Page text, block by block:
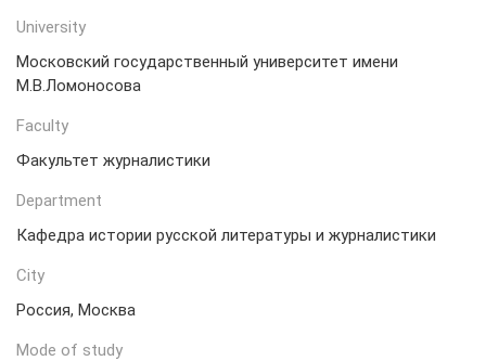
University
Московский государственный университет имени
М.В.Ломоносова
Faculty
Факультет журналистики
Department
Кафедра истории русской литературы и журналистики
City
Россия, Москва
Mode of study